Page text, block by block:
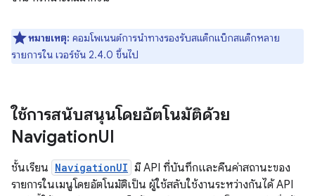
หมายเหตุ: คอมโพเนนต์การนำทางรองรับสแต็กแบ็กสแต็กหลาย
รายการใน เวอร์ชัน 2.4.0 ขึ้นไป
ใช้การสนับสนุนโดยอัตโนมัติด้วย
NavigationUI
ชั้นเรียน NavigationUI มี API ที่บันทึกและคืนค่าสถานะของ
รายการในเมนูโดยอัตโนมัติเป็น ผู้ใช้สลับใช้งานระหว่างกันได้ API